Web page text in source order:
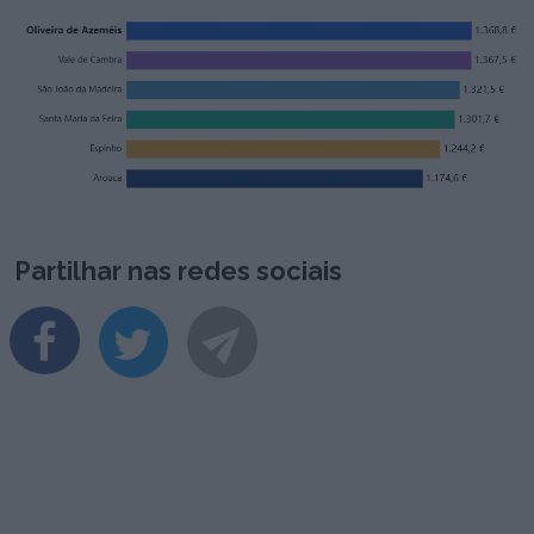
Partilhar nas redes sociais